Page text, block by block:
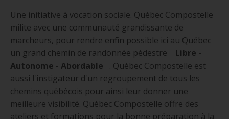
Une initiative à vocation sociale. Québec Compostelle
milite avec une communauté grandissante de
marcheurs, pour rendre enfin possible ici au Québec
un grand chemin de randonnée pédestre Libre -
Autonome - Abordable . Québec Compostelle est
aussi l'instigateur d'un regroupement de tous les
chemins québécois pour ainsi leur donner une
meilleure visibilité. Québec Compostelle offre des
ateliers et formations pour la bonne préparation à la